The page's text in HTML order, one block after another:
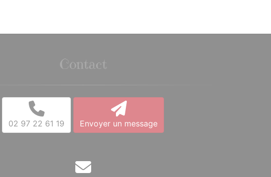
Contact
02 97 22 61 19 Envoyer un message